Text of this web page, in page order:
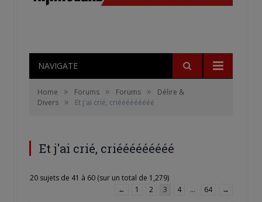
NAVIGATE
Home » Forums » Forums »
Délire &
Divers
» Et j'ai crié, criééééééééé
Et j'ai crié, criééééééééé
20 sujets de 41 à 60 (sur un total de 1,279)
←
1 2 3 4 … 64 →